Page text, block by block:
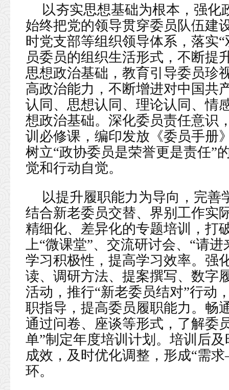
以夯实思想基础为根本，强化
始终把党的领导贯穿委员队伍建
时党支部等组织领导体系，落实
员委员的组织生活形式，不断提
思想政治基础，教育引导委员珍
高政治能力，不断增进对中国共
认同、思想认同、理论认同、情
想政治基础。深化委员责任意识
训必修课，编印发放《委员手册
树立“政协委员是荣誉更是责任”
觉和行动自觉。
以提升履职能力为导向，完善
结合新老委员交替、界别工作实
精细化、差异化的专题培训，打
上“微课堂”、交流研讨会、“请
学习积极性，提高学习效率。强
读、调研方法、提案撰写、数字
活动，推行“新老委员结对”行动
职指导，提高委员履职能力。畅
通过问卷、座谈等形式，了解委
单”制定年度培训计划。培训后
成效，及时优化调整，形成“需
环。